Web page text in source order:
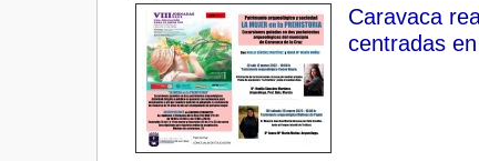
Caravaca
centradas